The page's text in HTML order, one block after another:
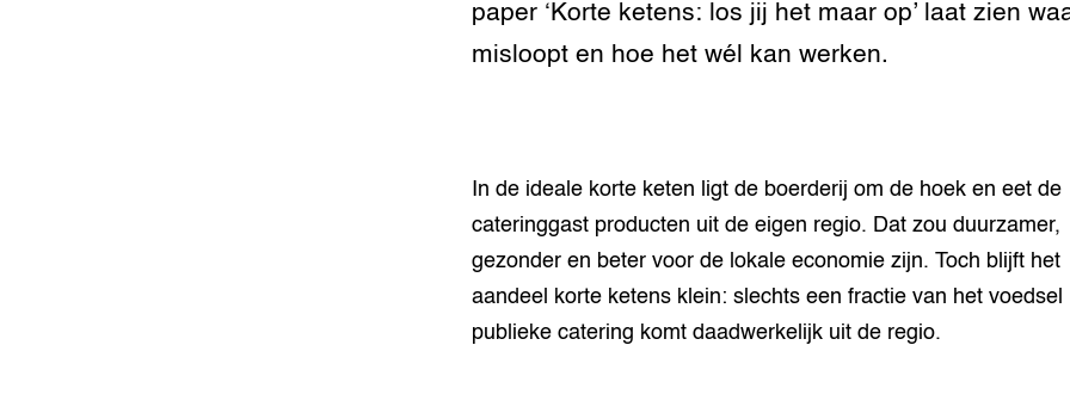
paper ‘Korte ketens: los jij het maar op’ laat zien
misloopt en hoe het wél kan werken.
In de ideale korte keten ligt de boerderij om de hoek en eet de
cateringgast producten uit de eigen regio. Dat zou duurzamer,
gezonder en beter voor de lokale economie zijn. Toch blijft het
aandeel korte ketens klein: slechts een fractie van het voedsel
publieke catering komt daadwerkelijk uit de regio.